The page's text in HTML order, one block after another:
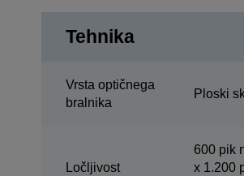
Tehnika
Vrsta optičnega
bralnika
Ploski
Ločljivost
600 pik
x 1.200